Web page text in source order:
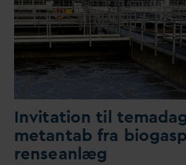
Invitation til temad
metantab fra
renseanlæg